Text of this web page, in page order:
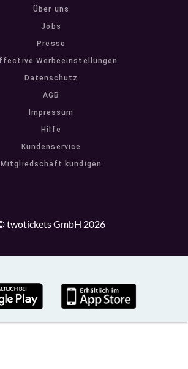
Über uns
Jobs
Presse
Werbeeinstellungen
Datenschutz
AGB
Impressum
Hilfe
Kundenservice
Mitgliedschaft kündigen
twotickets GmbH 2026